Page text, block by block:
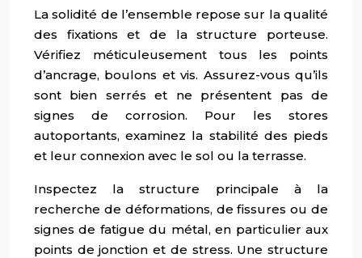
La solidité de l’ensemble repose sur la qualité
des fixations et de la structure porteuse.
Vérifiez méticuleusement tous les points
d’ancrage, boulons et vis. Assurez-vous qu’ils
sont bien serrés et ne présentent pas de
signes de corrosion. Pour les stores
autoportants, examinez la stabilité des pieds
et leur connexion avec le sol ou la terrasse.
Inspectez la structure principale à la
recherche de déformations, de fissures ou de
signes de fatigue du métal, en particulier aux
points de jonction et de stress. Une structure